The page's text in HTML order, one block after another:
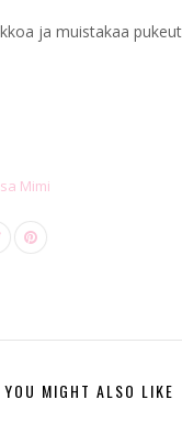
ja muistakaa
Mimi
YOU MIGHT ALSO LIKE